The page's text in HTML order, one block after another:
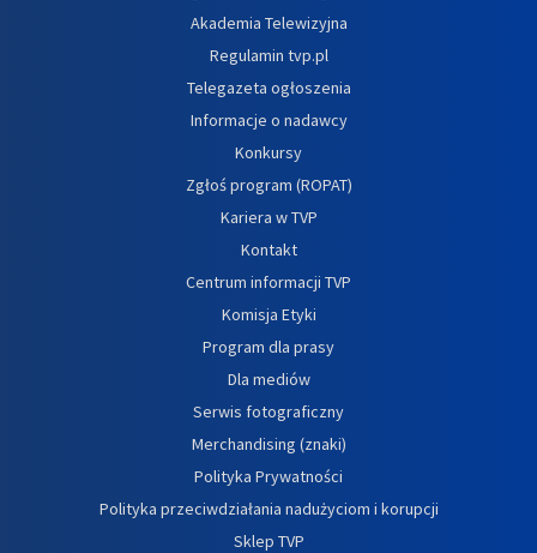
Akademia Telewizyjna
Regulamin tvp.pl
Telegazeta ogłoszenia
Informacje o nadawcy
Konkursy
Zgłoś program (ROPAT)
Kariera w TVP
Kontakt
Centrum informacji TVP
Komisja Etyki
Program dla prasy
Dla mediów
Serwis fotograficzny
Merchandising (znaki)
Polityka Prywatności
Polityka przeciwdziałania nadużyciom i korupcji
Sklep TVP